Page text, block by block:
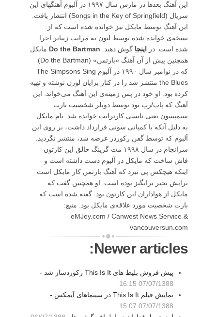
این آهنگ بعدها در مارس سال ۱۹۹۷ در آلبوم آهنگهای این
سریال (Songs in the Key of Springfield) انتشار یافت.
این آهنگ توسط مایکل نیز خوانده شده است که از
نسخه‌ی خوانده شده توسط لنون به مراتب زیباتر اجرا
شده است. در
اینجا گوش دهید. Do the Bartman مایکل
همچنین پیش از آن آهنگ «بارتمن» (Do the Bartman)
که در نوامبر سال ۱۹۹۰ در آلبوم The Simpsons Sing
the Blues منتشر شد را در کنار برایان لورن نوشته و تهیه
کرده بود. او خود در پس زمینه‌ی این آهنگ می‌خواند. این
آهنگ که پاپ/رپ بود توسط دوبلر شخصیت بارت
سیمپسون یعنی نانسی کارترایت خوانده شد. نام مایکل
به دلیل آنکه با کمپانی سونی قرارداد داشت، بر روی این
آلبوم که توسط گفن رکوردز عرضه شد، منتشر نگردید.
سرانجام در سال ۱۹۹۸ مت گرینگ خالق این کارتون
فاش ساخت که مایکل در آلبوم دست داشته است و
اینکه هیچکس پی نبرد که آهنگ بارتمن کار مایکل است
برایش تحیر برانگیز بوده است. او همچنین گفت که
مایکل از هواداران این کارتون بود. گفته شده است که
بارت شخصیت مورد علاقه‌ی مایکل بود. منبع:
eMJey.com / Canwest News Service &
vancouversun.com
Newer articles:
پیش فروش بلیط های This Is It رکوردساز شد -
07/07/1388 16:15
نمایش فیلم This Is It در سینماهای آیمکس -
07/07/1388 15:07